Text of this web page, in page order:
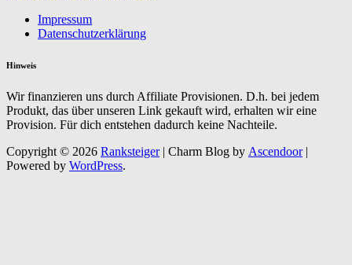
Impressum
Datenschutzerklärung
Hinweis
Wir finanzieren uns durch Affiliate Provisionen. D.h. bei jedem
Produkt, das über unseren Link gekauft wird, erhalten wir eine
Provision. Für dich entstehen dadurch keine Nachteile.
Copyright © 2026 Ranksteiger| Charm Blog by Ascendoor|
Powered by WordPress.